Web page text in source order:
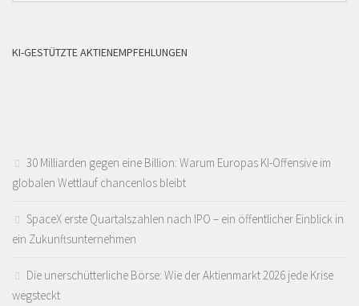
KI-GESTÜTZTE AKTIENEMPFEHLUNGEN
30 Milliarden gegen eine Billion: Warum Europas KI-Offensive im
globalen Wettlauf chancenlos bleibt
SpaceX erste Quartalszahlen nach IPO – ein öffentlicher Einblick in
ein Zukunftsunternehmen
Die unerschütterliche Börse: Wie der Aktienmarkt 2026 jede Krise
wegsteckt